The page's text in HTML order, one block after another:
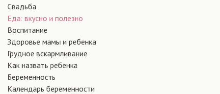
Свадьба
Еда: вкусно и полезно
Воспитание
Здоровье мамы и ребенка
Грудное вскармливание
Как назвать ребенка
Беременность
Календарь беременности